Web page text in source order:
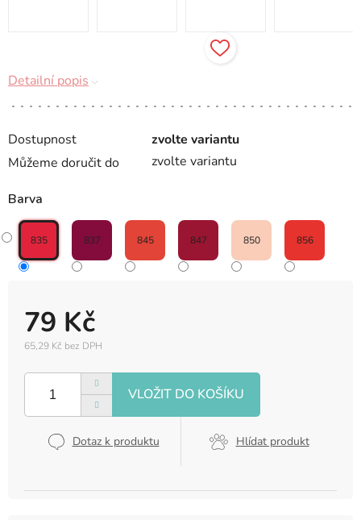
Dostupnost
zvolte variantu
Můžeme doručit do
zvolte variantu
79 Kč
65,29 Kč bez DPH
cena:
Dotaz k produktu Hlídat produkt
Barva
835 837 845 847 850 856
Detailní popis